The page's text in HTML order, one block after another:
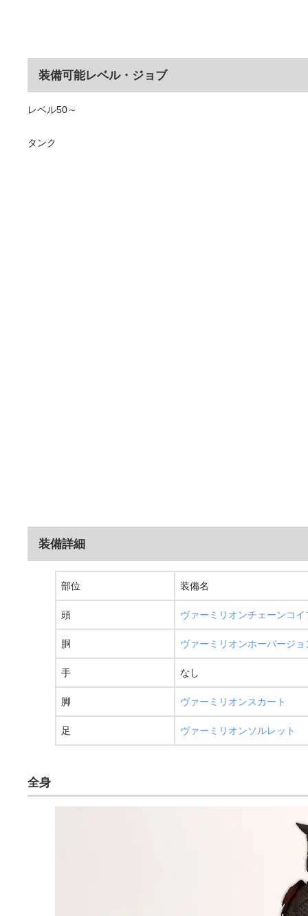
装備可能レベル・ジョブ
レベル50～
タンク
装備詳細
部位 装備名
頭 ヴァーミリオンチェーンコイ
胴 ヴァーミリオンホーバージョ
手 なし
脚 ヴァーミリオンスカート
足 ヴァーミリオンソルレット
全身